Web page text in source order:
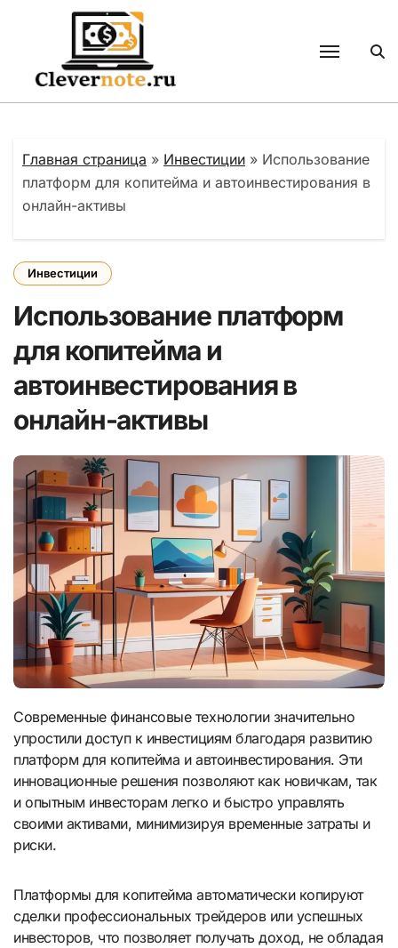
содержанию
Главная страница » Инвестиции » Использование
платформ для копитейма и автоинвестирования в
онлайн-активы
Инвестиции
Использование платформ
для копитейма и
автоинвестирования в
онлайн-активы
Современные финансовые технологии значительно
упростили доступ к инвестициям благодаря развитию
платформ для копитейма и автоинвестирования. Эти
инновационные решения позволяют как новичкам, так
и опытным инвесторам легко и быстро управлять
своими активами, минимизируя временные затраты и
риски.
Платформы для копитейма автоматически копируют
сделки профессиональных трейдеров или успешных
инвесторов, что позволяет получать доход, не обладая